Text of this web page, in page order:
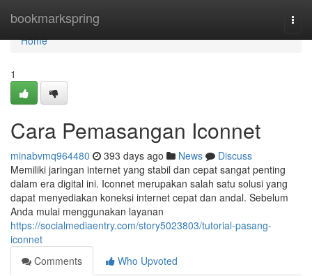
bookmarkspring
Home
Home
1
Cara Pemasangan Iconnet
minabvmq964480 393 days ago News
Discuss
Memiliki jaringan internet yang stabil dan cepat sangat penting
dalam era digital ini. Iconnet merupakan salah satu solusi yang
dapat menyediakan koneksi internet cepat dan andal. Sebelum
Anda mulai menggunakan layanan
https://socialmediaentry.com/story5023803/tutorial-pasang-
iconnet
Comments
Who Upvoted